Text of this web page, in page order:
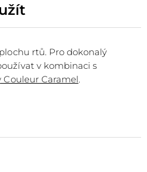
rtů. Pro dokonalý
v kombinaci s
Caramel.